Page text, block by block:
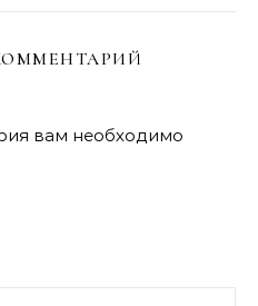
вам необходимо